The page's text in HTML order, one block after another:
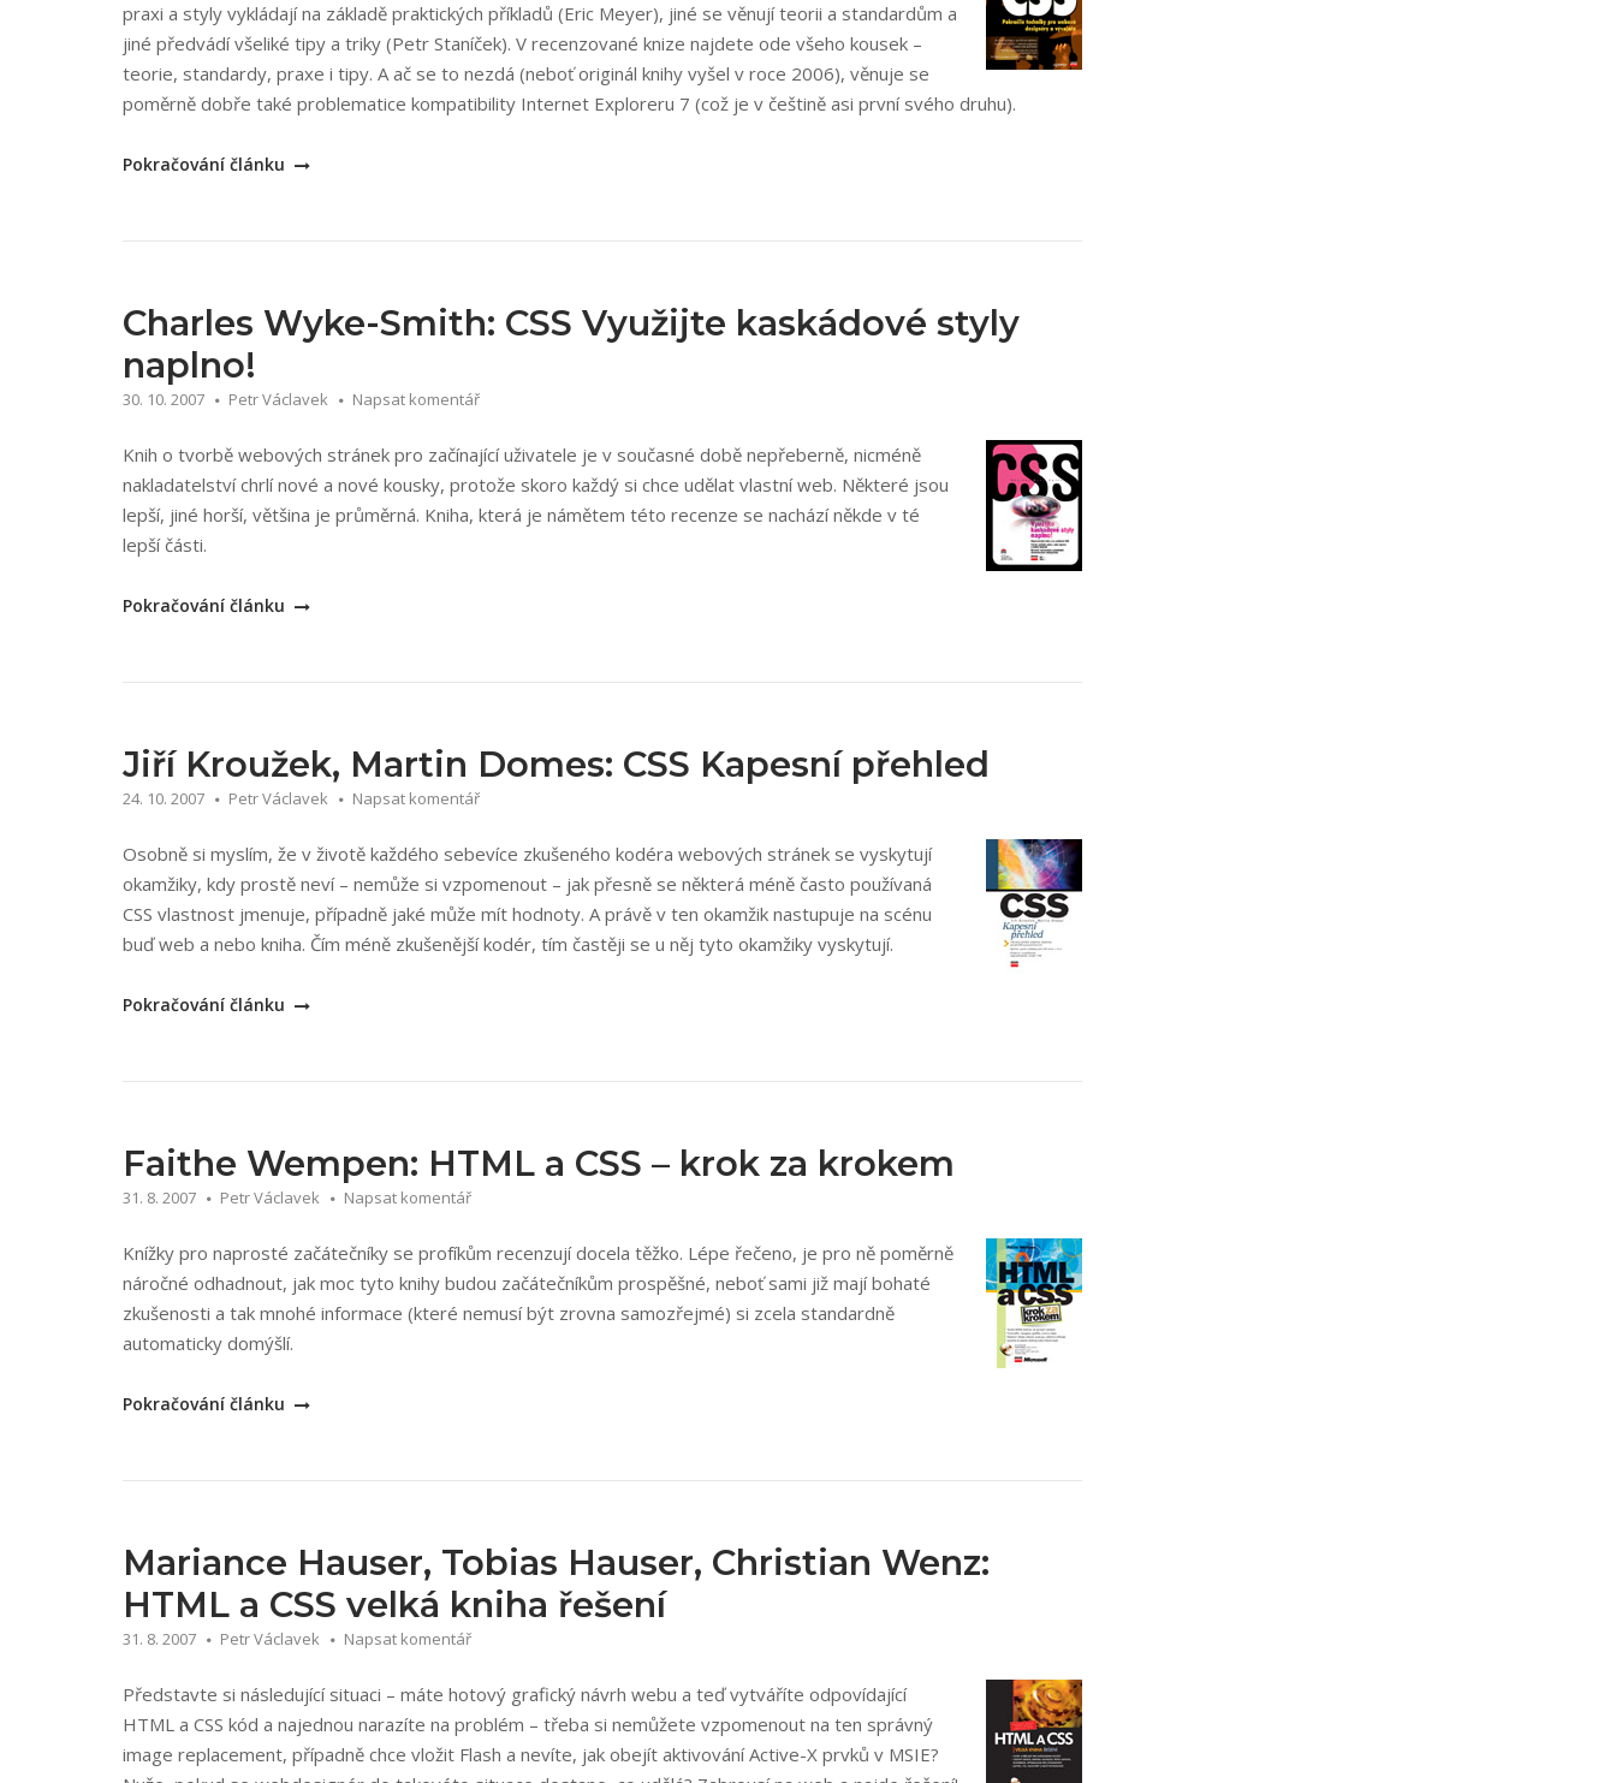
praxi a styly vykládají na základě praktických příkladů (Eric Meyer), jiné se věnují teorii a standardům a
jiné předvádí všeliké tipy a triky (Petr Staníček). V recenzované knize najdete ode všeho kousek –
teorie, standardy, praxe i tipy. A ač se to nezdá (neboť originál knihy vyšel v roce 2006), věnuje se
poměrně dobře také problematice kompatibility Internet Exploreru 7 (což je v češtině asi první svého druhu).
„Jeff
Rubin:
v
CSS“
Pokračování článku
Charles Wyke-Smith: CSS Využijte kaskádové styly
naplno!
30. 10. 2007 Petr Václavek Napsat komentář
Knih o tvorbě webových stránek pro začínající uživatele je v současné době nepřeberně, nicméně
nakladatelství chrlí nové a nové kousky, protože skoro každý si chce udělat vlastní web. Některé jsou
lepší, jiné horší, většina je průměrná. Kniha, která je námětem této recenze se nachází někde v té
lepší části.
„Charles
kaskádové
Pokračování článku
Jiří Kroužek, Martin Domes: CSS Kapesní přehled
24. 10. 2007 Petr Václavek Napsat komentář
Osobně si myslím, že v životě každého sebevíce zkušeného kodéra webových stránek se vyskytují
okamžiky, kdy prostě neví – nemůže si vzpomenout – jak přesně se některá méně často používaná
CSS vlastnost jmenuje, případně jaké může mít hodnoty. A právě v ten okamžik nastupuje na scénu
buď web a nebo kniha. Čím méně zkušenější kodér, tím častěji se u něj tyto okamžiky vyskytují.
„Jiří
Kapesní
Pokračování článku
Faithe Wempen: HTML a CSS – krok za krokem
31. 8. 2007 Petr Václavek Napsat komentář
Knížky pro naprosté začátečníky se profíkům recenzují docela těžko. Lépe řečeno, je pro ně poměrně
náročné odhadnout, jak moc tyto knihy budou začátečníkům prospěšné, neboť sami již mají bohaté
zkušenosti a tak mnohé informace (které nemusí být zrovna samozřejmé) si zcela standardně
automaticky domýšlí.
„Faithe
–
za
krokem“
Pokračování článku
Mariance Hauser, Tobias Hauser, Christian Wenz:
HTML a CSS velká kniha řešení
31. 8. 2007 Petr Václavek Napsat komentář
Představte si následující situaci – máte hotový grafický návrh webu a teď vytváříte odpovídající
HTML a CSS kód a najednou narazíte na problém – třeba si nemůžete vzpomenout na ten správný
image replacement, případně chce vložit Flash a nevíte, jak obejít aktivování Active-X prvků v MSIE?